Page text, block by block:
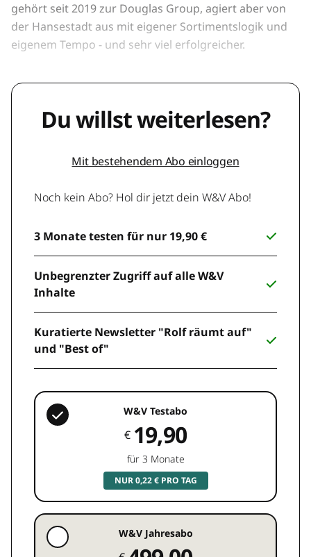
gehört seit 2019 zur Douglas Group, agiert aber von
der Hansestadt aus mit eigener Sortimentslogik und
eigenem Tempo - und sehr viel erfolgreicher.
Du willst weiterlesen?
Mit bestehendem Abo einloggen
Noch kein Abo? Hol dir jetzt dein W&V Abo!
3 Monate testen für nur 19,90 €
Unbegrenzter Zugriff auf alle W&V
Inhalte
Kuratierte Newsletter "Rolf räumt auf"
und "Best of"
W&V Testabo
€ 19,90
für 3 Monate
NUR 0,22 € PRO TAG
W&V Jahresabo